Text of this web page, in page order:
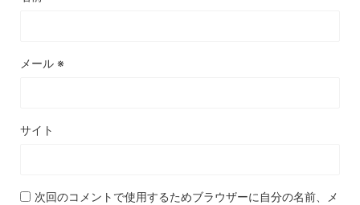
メール ※
サイト
次回のコメントで使用するためブラウザーに自分の名前、メ